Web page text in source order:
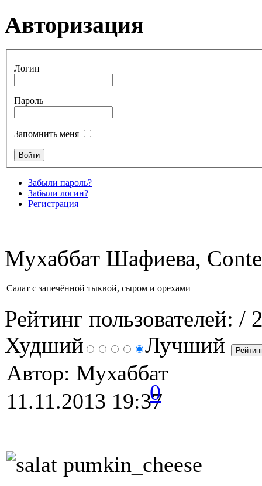
Авторизация
Логин
Пароль
Запомнить меня
Забыли пароль?
Забыли логин?
Регистрация
Мухаббат Шафиева,
Салат с запечённой тыквой, сыром и орехами
Рейтинг пользователей: /
Худший
Лучший
Автор: Мухаббат
11.11.2013 19:37
0